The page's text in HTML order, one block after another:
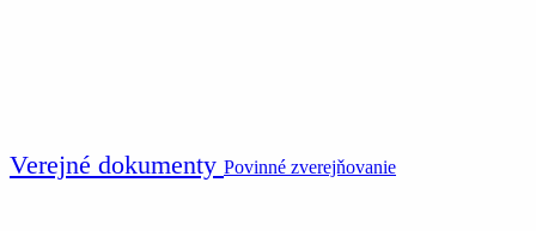
Verejné dokumenty Povinné zverejňovanie